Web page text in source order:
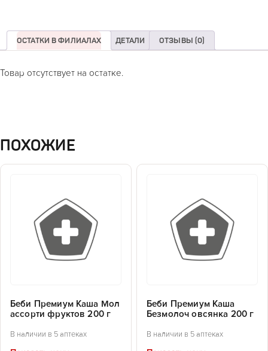
ОСТАТКИ В ФИЛИАЛАХ ДЕТАЛИ ОТЗЫВЫ (0)
Товар отсутствует на остатке.
ПОХОЖИЕ
Беби Премиум Каша Мол
ассорти фруктов 200 г
В наличии в 5 аптеках
Беби Премиум Каша
Безмолоч овсянка 200 г
В наличии в 5 аптеках